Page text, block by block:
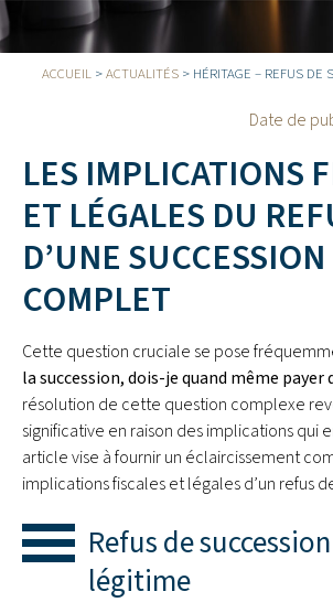
ACCUEIL >ACTUALITÉS > HÉRITAGE – REFUS DE
Date de
LES IMPLICATIONS
ET LÉGALES DU
D’UNE
COMPLET
Cette question cruciale se pose
la succession, dois-je quand même payer
résolution de cette question complexe
significative en raison des implications qui
article vise à fournir un éclaircissement
implications fiscales et légales d’un refus
Refus de
légitime